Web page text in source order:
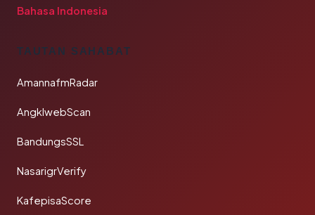
Bahasa Indonesia
TAUTAN SAHABAT
AmannafmRadar
AngklwebScan
BandungsSSL
NasarigrVerify
KafepisaScore